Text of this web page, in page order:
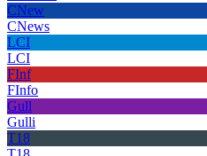
CNew
CNews
LCI
LCI
FInf
FInfo
Gull
Gulli
T18